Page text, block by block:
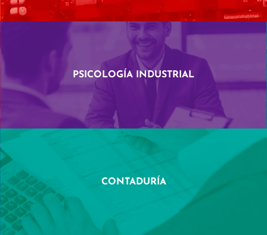
PSICOLOGÍA INDUSTRIAL
CONTADURÍA